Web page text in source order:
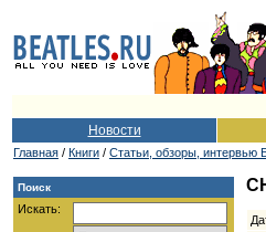
Новости
Главная / Книги / Cтатьи, обзоры, интервью
Поиск
Искать: